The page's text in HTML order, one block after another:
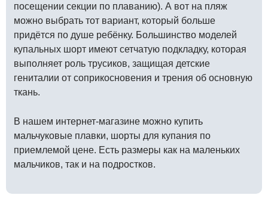
посещении секции по плаванию). А вот на пляж
можно выбрать тот вариант, который больше
придётся по душе ребёнку. Большинство моделей
купальных шорт имеют сетчатую подкладку, которая
выполняет роль трусиков, защищая детские
гениталии от соприкосновения и трения об основную
ткань.
В нашем интернет-магазине можно купить
мальчуковые плавки, шорты для купания по
приемлемой цене. Есть размеры как на маленьких
мальчиков, так и на подростков.